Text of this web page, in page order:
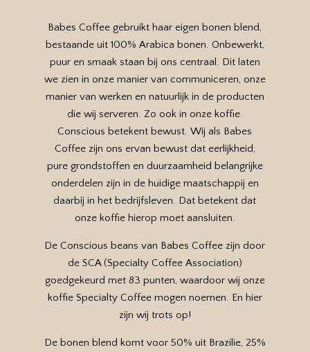
Babes Coffee gebruikt haar eigen bonen blend,
bestaande uit 100% Arabica bonen. Onbewerkt,
puur en smaak staan bij ons centraal. Dit laten
we zien in onze manier van communiceren, onze
manier van werken en natuurlijk in de producten
die wij serveren. Zo ook in onze koffie.
Conscious betekent bewust. Wij als Babes
Coffee zijn ons ervan bewust dat eerlijkheid,
pure grondstoffen en duurzaamheid belangrijke
onderdelen zijn in de huidige maatschappij en
daarbij in het bedrijfsleven. Dat betekent dat
onze koffie hierop moet aansluiten.
De Conscious beans van Babes Coffee zijn door
de SCA (Specialty Coffee Association)
goedgekeurd met 83 punten, waardoor wij onze
koffie Specialty Coffee mogen noemen. En hier
zijn wij trots op!
De bonen blend komt voor 50% uit Brazilie, 25%